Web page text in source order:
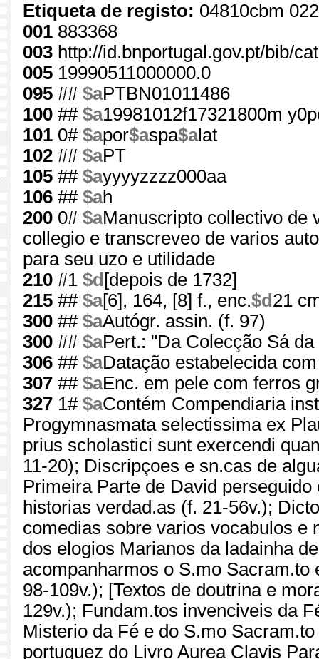
Etiqueta de registo: 04810cbm
001 883368
003 http://id.bnportugal.gov.pt/bib/
005 19990511000000.0
095 ## $aPTBN01011486
100 ## $a19981012f17321800m
101 0# $apor$aspa$alat
102 ## $aPT
105 ## $ayyyyzzzz000aa
106 ## $ah
200 0# $aManuscripto collectivo de
collegio e transcreveo de varios
para seu uzo e utilidade
210 #1 $d [depois de 1732]
215 ## $a[6], 164, [8] f., enc.$d 21
300 ## $aAutógr. assin. (f. 97)
300 ## $aPert.: "Da Colecção Sá
306 ## $aDatação estabelecida
307 ## $aEnc. em pele com ferros
327 1# $aContém Compendiaria
Progymnasmata selectissima ex
prius scholastici sunt exercendi
11-20); Discripçoes e sn.cas de
Primeira Parte de David
historias verdad.as (f. 21-56v.);
comedias sobre varios vocabulos e
dos elogios Marianos da ladainha
acompanharmos o S.mo
98-109v.); [Textos de doutrina e
129v.); Fundam.tos invenciveis da
Misterio da Fé e do S.mo
portuguez do Livro Aurea Clavis